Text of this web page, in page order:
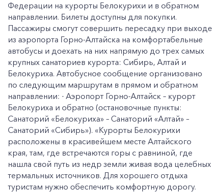
Федерации на курорты Белокурихи и в обратном
направлении. Билеты доступны для покупки.
Пассажиры смогут совершить пересадку при выходе
из аэропорта Горно-Алтайска на комфортабельные
автобусы и доехать на них напрямую до трех самых
крупных санаториев курорта: Сибирь, Алтай и
Белокуриха. Автобусное сообщение организовано
по следующим маршрутам в прямом и обратном
направлении: ∙ Аэропорт Горно-Алтайск – курорт
Белокуриха и обратно (остановочные пункты:
Санаторий «Белокуриха» – Санаторий «Алтай» –
Санаторий «Сибирь»). «Курорты Белокурихи
расположены в красивейшем месте Алтайского
края, там, где встречаются горы с равниной, где
нашла свой путь из недр земли живая вода целебных
термальных источников. Для хорошего отдыха
туристам нужно обеспечить комфортную дорогу.